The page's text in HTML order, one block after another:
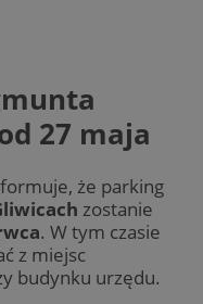
27 maja
że parking
zostanie
. W tym czasie
z miejsc
budynku urzędu.